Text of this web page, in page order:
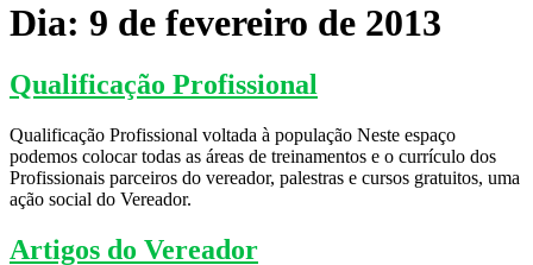
Dia: 9 de fevereiro de 2013
Qualificação Profissional
Qualificação Profissional voltada à população Neste espaço
podemos colocar todas as áreas de treinamentos e o currículo dos
Profissionais parceiros do vereador, palestras e cursos gratuitos, uma
ação social do Vereador.
Artigos do Vereador